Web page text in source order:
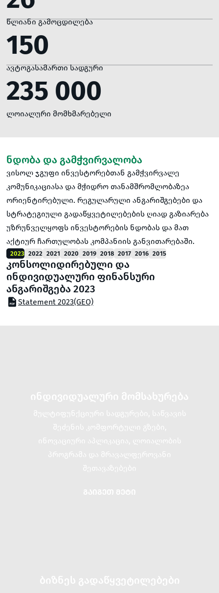
წლიანი გამოცდილება
150
ავტოგასამართი სადგური
235 000
ლოიალური მომხმარებელი
ნდობა და გამჭვირვალობა
ვისოლ ჯგუფი ინვესტორებთან გამჭვირვალე
კომუნიკაციასა და მჭიდრო თანამშრომლობაზეა
ორიენტირებული. რეგულარული ანგარიშგებები და
სტრატეგიული გადაწყვეტილებების ღიად გაზიარება
უზრუნველყოფს ინვესტორების ნდობას და მათ
აქტიურ ჩართულობას კომპანიის განვითარებაში.
2023 2022 2021 2020 2019 2018 2017 2016 2015
კონსოლიდირებული და
ინდივიდუალური ფინანსური
ანგარიშგება 2023
Statement 2023(GEO)